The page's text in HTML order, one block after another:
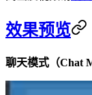
效果预览
聊天模式（Chat